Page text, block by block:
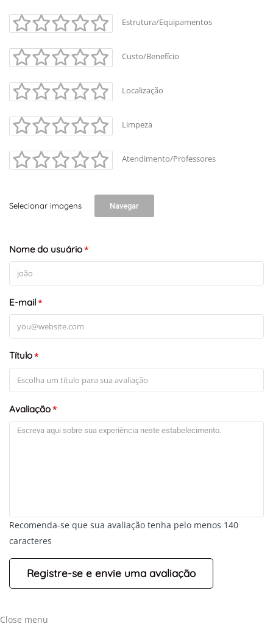
Leaflet
Estrutura/Equipamentos
Custo/Benefício
Localização
Limpeza
Atendimento/Professores
Selecionar imagens Navegar
Nome do usuário*
E-mail*
Título*
Avaliação*
Recomenda-se que sua avaliação tenha pelo menos 140
caracteres
Close menu